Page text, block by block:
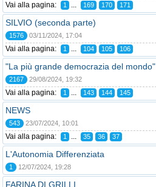
Vai alla pagina: 1 ... 169 170 171
SILVIO (seconda parte)
1576 03/11/2024, 17:04
Vai alla pagina: 1 ... 104 105 106
"La più grande democrazia del mondo"
2167 29/08/2024, 19:32
Vai alla pagina: 1 ... 143 144 145
NEWS
543 23/07/2024, 10:01
Vai alla pagina: 1 ... 35 36 37
L'Autonomia Differenziata
1 12/07/2024, 19:28
FARINA DI GRILLI